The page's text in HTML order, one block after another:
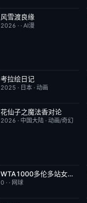
完结
风雪渡良缘
2026 · · AI漫
更新至第43集
考拉绘日记
2025 · 日本· 动画
更新至第20集
花仙子之魔法香对论
2026 · 中国大陆· 动画/奇幻
今日更新 6.0
WTA1000多伦多站女单第二轮：萨巴伦卡VS内岛萌夏
0 · · 网球